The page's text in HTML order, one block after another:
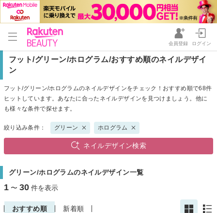
会員登録 ログイン
フット/グリーン/ホログラム/おすすめ順のネイルデザイ
ン
フット/グリーン/ホログラムのネイルデザインをチェック！おすすめ順で68件
ヒットしています。あなたに合ったネイルデザインを見つけましょう。他に
も様々な条件で探せます。
絞り込み条件： グリーン ホログラム
ネイルデザイン検索
グリーン/ホログラムのネイルデザイン一覧
1 〜 30 件を表示
おすすめ順 新着順